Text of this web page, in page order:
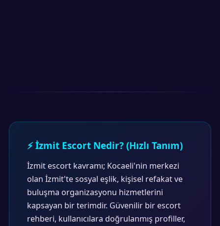
⚡ İzmit Escort Nedir? (Hızlı Tanım)
İzmit escort kavramı; Kocaeli'nin merkezi
olan İzmit'te sosyal eşlik, kişisel refakat ve
buluşma organizasyonu hizmetlerini
kapsayan bir terimdir. Güvenilir bir escort
rehberi, kullanıcılara doğrulanmış profiller,